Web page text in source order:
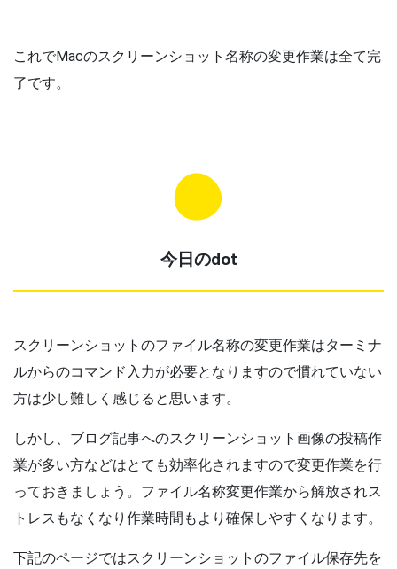
これでMacのスクリーンショット名称の変更作業は全て完
了です。
今日のdot
スクリーンショットのファイル名称の変更作業はターミナ
ルからのコマンド入力が必要となりますので慣れていない
方は少し難しく感じると思います。
しかし、ブログ記事へのスクリーンショット画像の投稿作
業が多い方などはとても効率化されますので変更作業を行
っておきましょう。ファイル名称変更作業から解放されス
トレスもなくなり作業時間もより確保しやすくなります。
下記のページではスクリーンショットのファイル保存先を